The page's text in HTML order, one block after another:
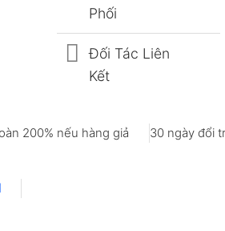
Phối
Đối Tác Liên
Kết
200% nếu hàng giả 30 ngày đổi